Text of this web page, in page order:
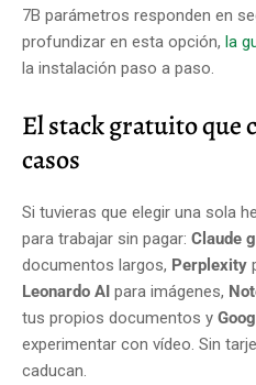
7B parámetros responden en
profundizar en esta opción, la
la instalación paso a paso.
El stack gratuito que
casos
Si tuvieras que elegir una sola
para trabajar sin pagar: Claude
documentos largos, Perplexity
Leonardo AI para imágenes,
tus propios documentos y
experimentar con vídeo. Sin
caducan.